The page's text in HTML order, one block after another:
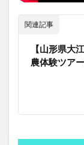
関連記事
【山形県大
農体験ツア